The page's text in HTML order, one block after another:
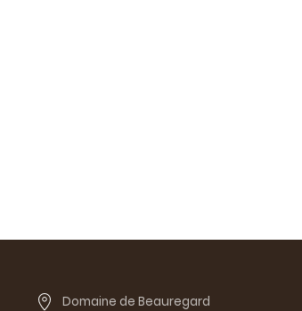
Domaine de Beauregard